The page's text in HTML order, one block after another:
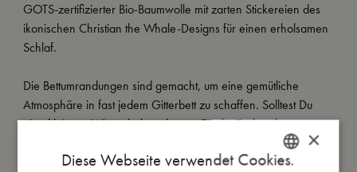
GOTS-zertifizierter Bio-Baumwolle mit zarten Stickereien des
ikonischen Christian the Whale-Designs für einen erholsamen
Schlaf.
Die Bettumrandungen sind gemacht, um eine gemütliche
Atmosphäre in fast jedem Gitterbett zu schaffen. Solltest Du
eine kleinere Wiege haben, kannst Du die Enden der
Bettumrandung übereinanderlegen, um den Umkreis zu
verkleinern.
×
Diese Webseite verwendet Cookies.